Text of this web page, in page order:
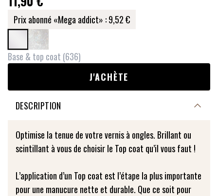
Prix abonné «Mega addict» :9,52 €
Base & top coat (636)
J'ACHÈTE
DESCRIPTION
Optimise la tenue de votre vernis à ongles. Brillant ou
scintillant à vous de choisir le Top coat qu’il vous faut !
L’application d’un Top coat est l’étape la plus importante
pour une manucure nette et durable. Que ce soit pour